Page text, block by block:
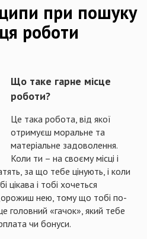
при пошуку
роботи
Що таке гарне місце
роботи?
Це така робота, від якої
отримуєш моральне та
матеріальне задоволення.
Коли ти – на своєму місці і
за що тебе цінують, і коли
і тобі хочеться
нею, тому що тобі по-
головний «гачок», який тебе
чи бонуси.